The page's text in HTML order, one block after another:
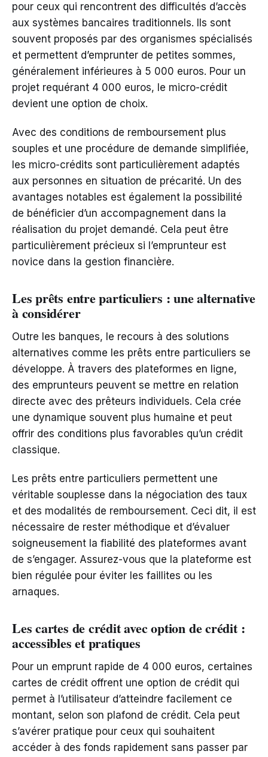
pour ceux qui rencontrent des difficultés d’accès
aux systèmes bancaires traditionnels. Ils sont
souvent proposés par des organismes spécialisés
et permettent d’emprunter de petites sommes,
généralement inférieures à 5 000 euros. Pour un
projet requérant 4 000 euros, le micro-crédit
devient une option de choix.
Avec des conditions de remboursement plus
souples et une procédure de demande simplifiée,
les micro-crédits sont particulièrement adaptés
aux personnes en situation de précarité. Un des
avantages notables est également la possibilité
de bénéficier d’un accompagnement dans la
réalisation du projet demandé. Cela peut être
particulièrement précieux si l’emprunteur est
novice dans la gestion financière.
Les prêts entre particuliers : une alternative
à considérer
Outre les banques, le recours à des solutions
alternatives comme les prêts entre particuliers se
développe. À travers des plateformes en ligne,
des emprunteurs peuvent se mettre en relation
directe avec des prêteurs individuels. Cela crée
une dynamique souvent plus humaine et peut
offrir des conditions plus favorables qu’un crédit
classique.
Les prêts entre particuliers permettent une
véritable souplesse dans la négociation des taux
et des modalités de remboursement. Ceci dit, il est
nécessaire de rester méthodique et d’évaluer
soigneusement la fiabilité des plateformes avant
de s’engager. Assurez-vous que la plateforme est
bien régulée pour éviter les faillites ou les
arnaques.
Les cartes de crédit avec option de crédit :
accessibles et pratiques
Pour un emprunt rapide de 4 000 euros, certaines
cartes de crédit offrent une option de crédit qui
permet à l’utilisateur d’atteindre facilement ce
montant, selon son plafond de crédit. Cela peut
s’avérer pratique pour ceux qui souhaitent
accéder à des fonds rapidement sans passer par